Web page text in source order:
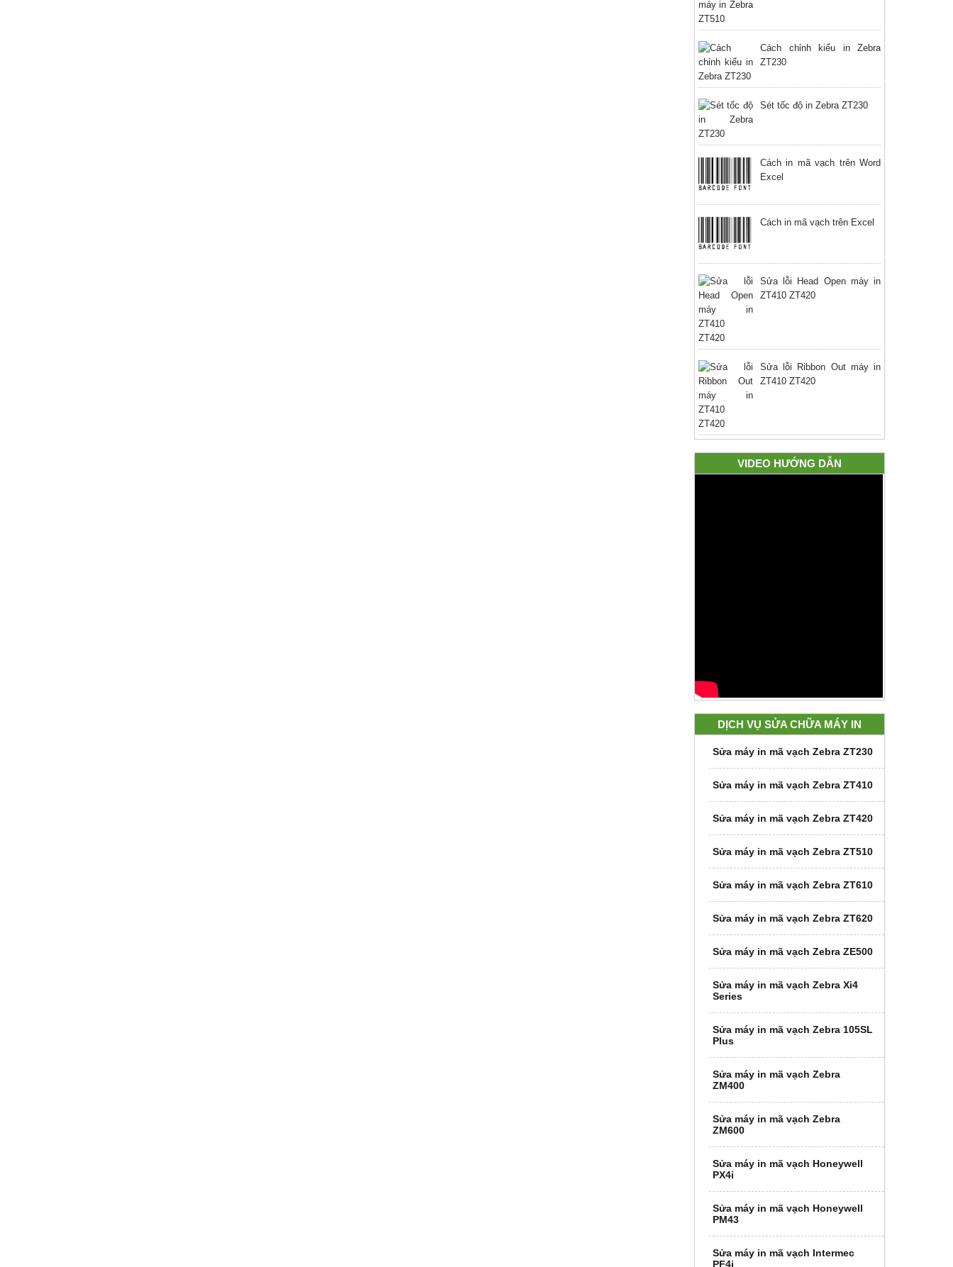
Cách chỉnh kiểu in Zebra
ZT230
Sét tốc độ in Zebra ZT230
Cách in mã vạch trên Word
Excel
Cách in mã vạch trên Excel
Sửa lỗi Head Open máy in
ZT410 ZT420
Sửa lỗi Ribbon Out máy in
ZT410 ZT420
VIDEO HƯỚNG DẪN
DỊCH VỤ SỬA CHỮA MÁY IN
Sửa máy in mã vạch Zebra ZT230
Sửa máy in mã vạch Zebra ZT410
Sửa máy in mã vạch Zebra ZT420
Sửa máy in mã vạch Zebra ZT510
Sửa máy in mã vạch Zebra ZT610
Sửa máy in mã vạch Zebra ZT620
Sửa máy in mã vạch Zebra ZE500
Sửa máy in mã vạch Zebra Xi4
Series
Sửa máy in mã vạch Zebra 105SL
Plus
Sửa máy in mã vạch Zebra
ZM400
Sửa máy in mã vạch Zebra
ZM600
Sửa máy in mã vạch Honeywell
PX4i
Sửa máy in mã vạch Honeywell
PM43
Sửa máy in mã vạch Intermec
PF4i